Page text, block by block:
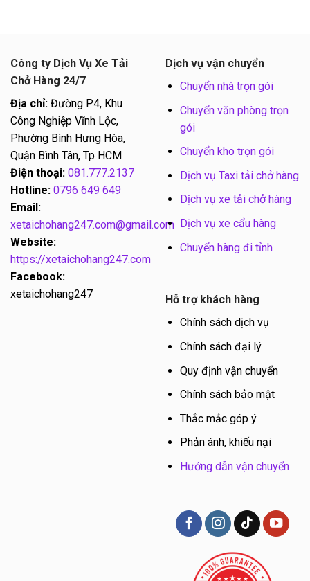
Công ty Dịch Vụ Xe Tải
Chở Hàng 24/7
Địa chỉ: Đường P4, Khu
Công Nghiệp Vĩnh Lộc,
Phường Bình Hưng Hòa,
Quận Bình Tân, Tp HCM
Điện thoại: 081.777.2137
Hotline: 0796 649 649
Email:
xetaichohang247.com@gmail.com
Website:
https://xetaichohang247.com
Facebook:
xetaichohang247
Dịch vụ vận chuyển
Chuyển nhà trọn gói
Chuyển văn phòng trọn
gói
Chuyển kho trọn gói
Dịch vụ Taxi tải chở hàng
Dịch vụ xe tải chở hàng
Dịch vụ xe cẩu hàng
Chuyển hàng đi tỉnh
Hỗ trợ khách hàng
Chính sách dịch vụ
Chính sách đại lý
Quy định vận chuyển
Chính sách bảo mật
Thắc mắc góp ý
Phản ánh, khiếu nại
Hướng dẫn vận chuyển